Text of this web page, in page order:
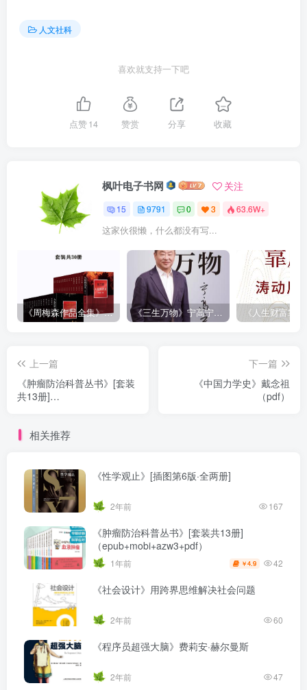
人文社科
喜欢就支持一下吧
点赞14 赞赏 分享 收藏
枫叶电子书网 关注
15 9791 0 3 63.6W+
这家伙很懒，什么都没有写...
《周梅森作品全集》[共30册] 《三生万物》宁高宁（epub+mobi+azw3+pdf）
上一篇
《肿瘤防治科普丛书》[套装
共13册]
下一篇
《中国力学史》戴念祖
（pdf）
相关推荐
《性学观止》[插图第6版·全两册]
2年前 167
《肿瘤防治科普丛书》[套装共13册]
（epub+mobi+azw3+pdf）
1年前 ￥4.9 42
《社会设计》用跨界思维解决社会问题
2年前 60
《程序员超强大脑》费莉安·赫尔曼斯
2年前 47